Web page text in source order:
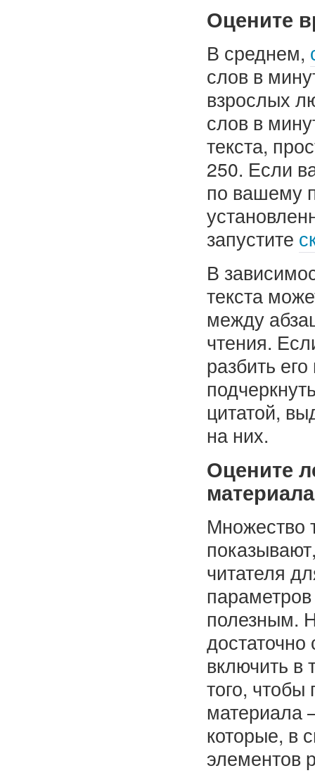
Оцените
В среднем,
слов в
взрослых
слов в
текста,
250. Если
по вашему
запустите
В
текста
между
чтения.
разбить
цитатой,
на них.
Оцените
материала
Множество
читателя
полезным.
включить в
того,
материала
которые, в
элементов